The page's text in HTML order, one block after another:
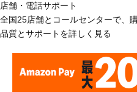
店舗・電話サポート
全国25店舗とコールセンターで、
品質とサポートを詳しく見る